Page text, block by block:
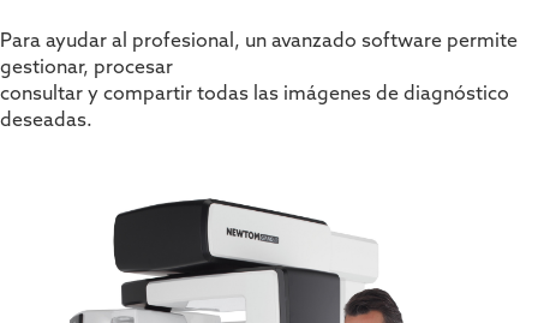
Para ayudar al profesional, un avanzado software permite
gestionar, procesar
consultar y compartir todas las imágenes de diagnóstico
deseadas.